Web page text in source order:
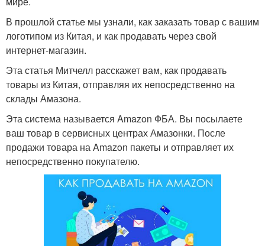
В прошлой статье мы узнали, как заказать товар с вашим
логотипом из Китая, и как продавать через свой
интернет-магазин.
Эта статья Митчелл расскажет вам, как продавать
товары из Китая, отправляя их непосредственно на
склады Амазона.
Эта система называется Amazon ФБА. Вы посылаете
ваш товар в сервисных центрах Амазонки. После
продажи товара на Amazon пакеты и отправляет их
непосредственно покупателю.